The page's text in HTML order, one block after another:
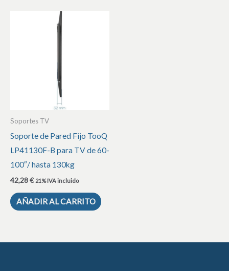
Soportes TV
Soporte de Pared Fijo TooQ
LP41130F-B para TV de 60-
100″/ hasta 130kg
42,28€ 21% IVA incluido
AÑADIR AL CARRITO